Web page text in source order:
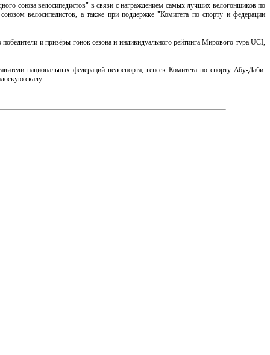
союза велосипедистов" в связи с награждением самых лучших велогонщиков по
велосипедистов, а также при поддержке "Комитета по спорту и федерации
и призёры гонок сезона и индивидуального рейтинга Мирового тура UCI,
национальных федераций велоспорта, генсек Комитета по спорту Абу-Даби.
скалу.